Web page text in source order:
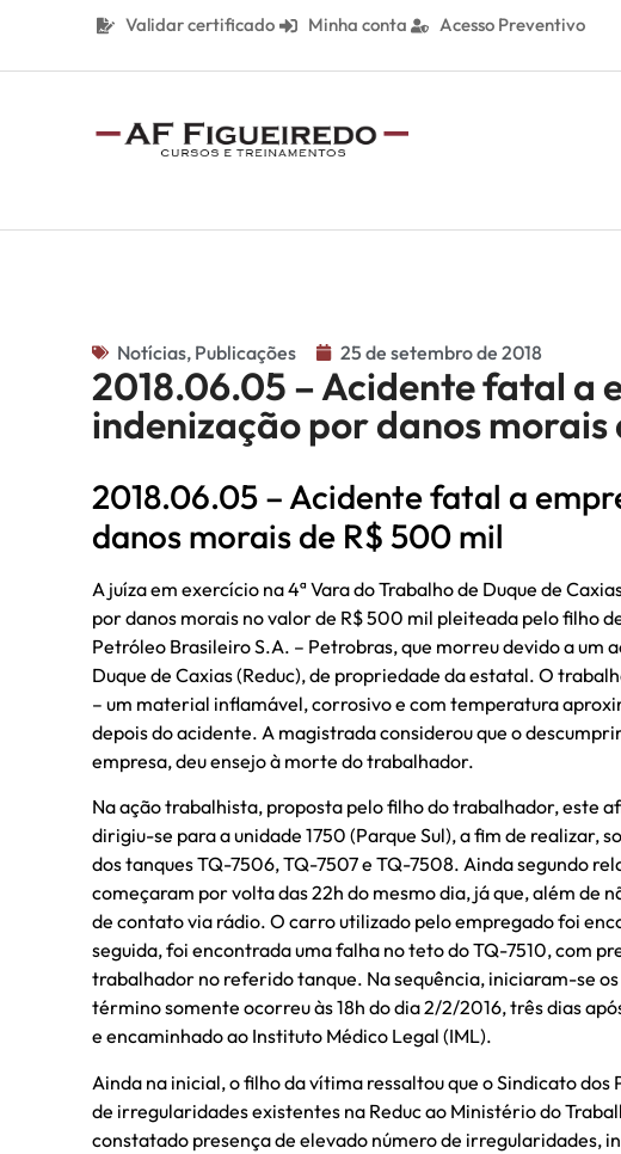
Validar certificado Minha conta Acesso Preventivo
Notícias, Publicações 25 de setembro de 2018
2018.06.05 – Acidente fatal a
indenização por danos morais
2018.06.05 – Acidente fatal a
danos morais de R$ 500 mil
A juíza em exercício na 4ª Vara do Trabalho de Duque de
por danos morais no valor de R$ 500 mil pleiteada pelo filho
Petróleo Brasileiro S.A. – Petrobras, que morreu devido a
Duque de Caxias (Reduc), de propriedade da estatal. O
– um material inflamável, corrosivo e com temperatura
depois do acidente. A magistrada considerou que o
empresa, deu ensejo à morte do trabalhador.
Na ação trabalhista, proposta pelo filho do trabalhador, este
dirigiu-se para a unidade 1750 (Parque Sul), a fim de realizar,
dos tanques TQ-7506, TQ-7507 e TQ-7508. Ainda segundo
começaram por volta das 22h do mesmo dia, já que, além de
de contato via rádio. O carro utilizado pelo empregado foi
seguida, foi encontrada uma falha no teto do TQ-7510, com
trabalhador no referido tanque. Na sequência, iniciaram-se
término somente ocorreu às 18h do dia 2/2/2016, três dias
e encaminhado ao Instituto Médico Legal (IML).
Ainda na inicial, o filho da vítima ressaltou que o Sindicato
de irregularidades existentes na Reduc ao Ministério do
constatado presença de elevado número de irregularidades,